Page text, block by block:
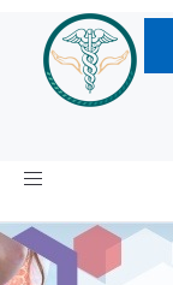
Toggle